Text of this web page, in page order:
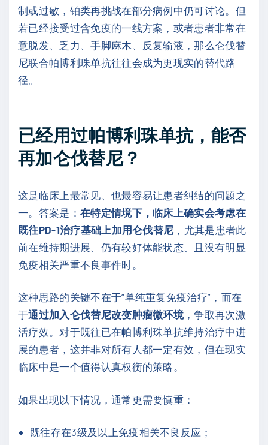
制或过敏，铂类再挑战在部分病例中仍可讨论。但
若已经接受过含免疫的一线方案，或者患者非常在
意脱发、乏力、手脚麻木、反复输液，那么仑伐替
尼联合帕博利珠单抗往往会成为更现实的替代路
径。
已经用过帕博利珠单抗，能否
再加仑伐替尼？
这是临床上最常见、也最容易让患者纠结的问题之
一。答案是： 在特定情境下，临床上确实会考虑在
既往PD-1治疗基础上加用仑伐替尼 ，尤其是患者此
前在维持期进展、仍有较好体能状态、且没有明显
免疫相关严重不良事件时。
这种思路的关键不在于“单纯重复免疫治疗”，而在
于通过加入仑伐替尼改变肿瘤微环境，争取再次激
活疗效。对于既往已在帕博利珠单抗维持治疗中进
展的患者，这并非对所有人都一定有效，但在现实
临床中是一个值得认真权衡的策略。
如果出现以下情况，通常更需要慎重：
既往存在3级及以上免疫相关不良反应；